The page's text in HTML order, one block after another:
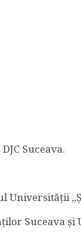
Suceava.
Universității
Suceava și